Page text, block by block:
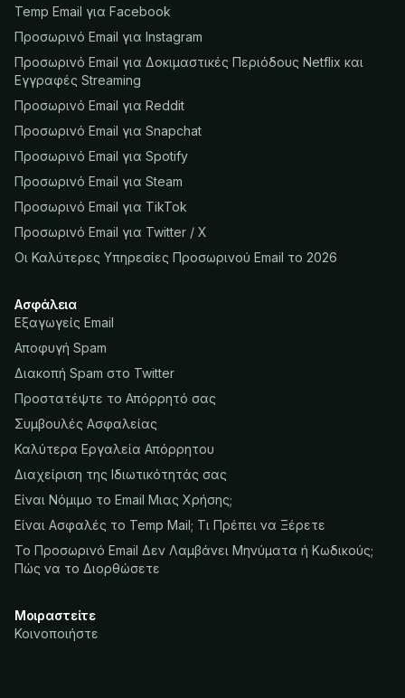
Temp Email για Facebook
Προσωρινό Email για Instagram
Προσωρινό Email για Δοκιμαστικές Περιόδους Netflix και
Εγγραφές Streaming
Προσωρινό Email για Reddit
Προσωρινό Email για Snapchat
Προσωρινό Email για Spotify
Προσωρινό Email για Steam
Προσωρινό Email για TikTok
Προσωρινό Email για Twitter / X
Οι Καλύτερες Υπηρεσίες Προσωρινού Email το 2026
Ασφάλεια
Εξαγωγείς Email
Αποφυγή Spam
Διακοπή Spam στο Twitter
Προστατέψτε το Απόρρητό σας
Συμβουλές Ασφαλείας
Καλύτερα Εργαλεία Απόρρητου
Διαχείριση της Ιδιωτικότητάς σας
Είναι Νόμιμο το Email Μιας Χρήσης;
Είναι Ασφαλές το Temp Mail; Τι Πρέπει να Ξέρετε
Το Προσωρινό Email Δεν Λαμβάνει Μηνύματα ή Κωδικούς;
Πώς να το Διορθώσετε
Μοιραστείτε
Κοινοποιήστε